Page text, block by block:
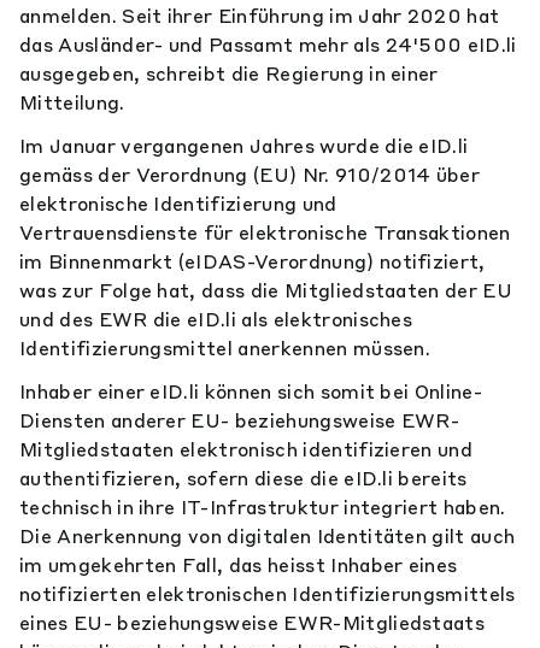
anmelden. Seit ihrer Einführung im Jahr 2020 hat
das Ausländer- und Passamt mehr als 24'500 eID.li
ausgegeben, schreibt die Regierung in einer
Mitteilung.
Im Januar vergangenen Jahres wurde die eID.li
gemäss der Verordnung (EU) Nr. 910/2014 über
elektronische Identifizierung und
Vertrauensdienste für elektronische Transaktionen
im Binnenmarkt (eIDAS-Verordnung) notifiziert,
was zur Folge hat, dass die Mitgliedstaaten der EU
und des EWR die eID.li als elektronisches
Identifizierungsmittel anerkennen müssen.
Inhaber einer eID.li können sich somit bei Online-
Diensten anderer EU- beziehungsweise EWR-
Mitgliedstaaten elektronisch identifizieren und
authentifizieren, sofern diese die eID.li bereits
technisch in ihre IT-Infrastruktur integriert haben.
Die Anerkennung von digitalen Identitäten gilt auch
im umgekehrten Fall, das heisst Inhaber eines
notifizierten elektronischen Identifizierungsmittels
eines EU- beziehungsweise EWR-Mitgliedstaats